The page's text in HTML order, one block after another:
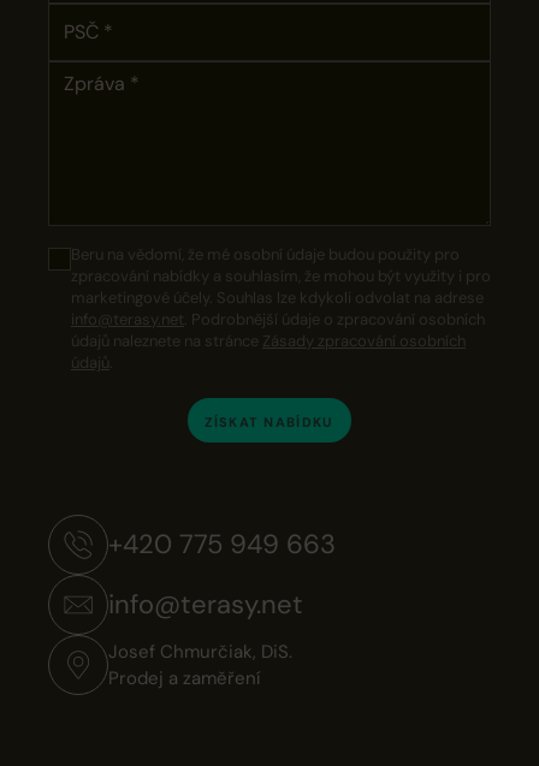
Beru na vědomí, že mé osobní údaje budou použity pro
zpracování nabídky a souhlasím, že mohou být využity i pro
marketingové účely. Souhlas lze kdykoli odvolat na adrese
info@terasy.net. Podrobnější údaje o zpracování osobních
údajů naleznete na stránce Zásady zpracování osobních
údajů.
ZÍSKAT NABÍDKU
+420 775 949 663
info@terasy.net
Josef Chmurčiak, DiS.
Prodej a zaměření